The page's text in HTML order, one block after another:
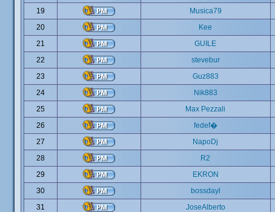
19
Musica79
20
Kee
21
GUILE
22
stevebur
23
Guz883
24
Nik883
25
Max Pezzali
26
fedef�
27
NapoDj
28
R2
29
EKRON
30
bossdayl
31
JoseAlberto